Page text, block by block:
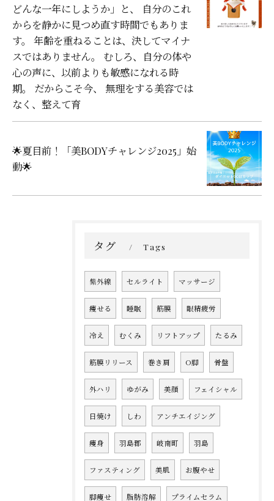
どんな一年にしようか」と、 自分のこれ
からを静かに見つめ直す時間でもありま
す。 年齢を重ねることは、決してマイナ
スではありません。 むしろ、自分の体や
心の声に、以前よりも敏感になれる時
期。 だからこそ今、 無理をする美容では
なく、整えて育
🌟夏目前！「美BODYチャレンジ2025」始
動🌟
タグ Tags
紫外線 セルライト マッサージ
痩せる 睡眠 筋膜 眼精疲労
冷え むくみ リフトアップ たるみ
筋膜リリース 巻き肩 O脚 骨盤
外ハリ ゆがみ 美顔 フェイシャル
日焼け しわ アンチエイジング
痩身 羽島郡 岐南町 羽島
ファスティング 美肌 お腹やせ
脚痩せ 脂肪溶解 プライムセラム